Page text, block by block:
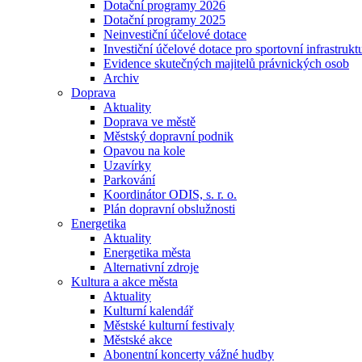
Dotační programy 2026
Dotační programy 2025
Neinvestiční účelové dotace
Investiční účelové dotace pro sportovní
Evidence skutečných majitelů právnických osob
Archiv
Doprava
Aktuality
Doprava ve městě
Městský dopravní podnik
Opavou na kole
Uzavírky
Parkování
Koordinátor ODIS, s. r. o.
Plán dopravní obslužnosti
Energetika
Aktuality
Energetika města
Alternativní zdroje
Kultura a akce města
Aktuality
Kulturní kalendář
Městské kulturní festivaly
Městské akce
Abonentní koncerty vážné hudby